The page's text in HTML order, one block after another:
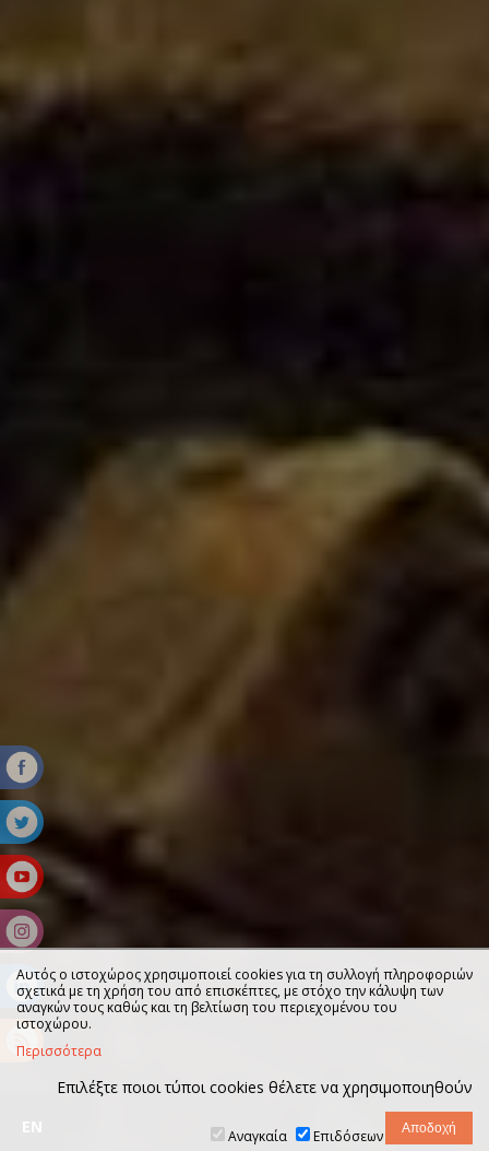
EN
Αυτός ο ιστοχώρος χρησιμοποιεί cookies για τη συλλογή πληροφοριών
σχετικά με τη χρήση του από επισκέπτες, με στόχο την κάλυψη των
αναγκών τους καθώς και τη βελτίωση του περιεχομένου του
ιστοχώρου.
Περισσότερα
Επιλέξτε ποιοι τύποι cookies θέλετε να χρησιμοποιηθούν
Αναγκαία Επιδόσεων